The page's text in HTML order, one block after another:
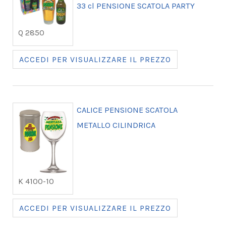
Q 2850
33 cl PENSIONE SCATOLA PARTY
ACCEDI PER VISUALIZZARE IL PREZZO
K 4100-10
CALICE PENSIONE SCATOLA
METALLO CILINDRICA
ACCEDI PER VISUALIZZARE IL PREZZO